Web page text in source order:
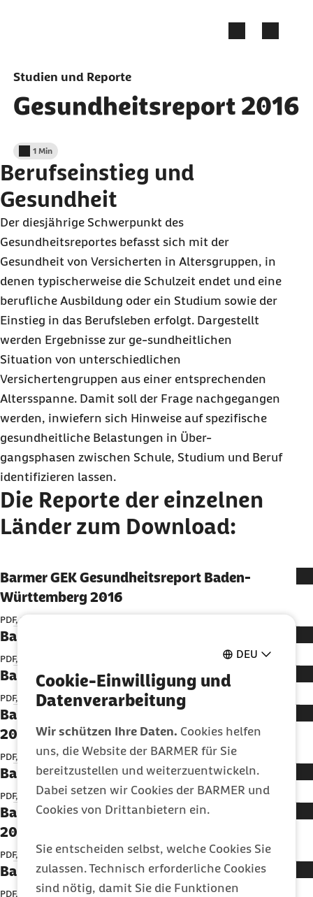
DEU
Cookie-Einwilligung und
Datenverarbeitung
Wir schützen Ihre Daten. Cookies helfen
uns, die Website der BARMER für Sie
bereitzustellen und weiterzuentwickeln.
Dabei setzen wir Cookies der BARMER und
Cookies von Drittanbietern ein.
Sie entscheiden selbst, welche Cookies Sie
zulassen. Technisch erforderliche Cookies
sind nötig, damit Sie die Funktionen
Studien und Reporte
Gesundheitsreport 2016
Lesedauer weniger als
1 Min
Berufseinstieg und
Gesundheit
Der diesjährige Schwerpunkt des
Gesundheitsreportes befasst sich mit der
Gesundheit von Versicherten in Altersgruppen, in
denen typischerweise die Schulzeit endet und eine
berufliche Ausbildung oder ein Studium sowie der
Einstieg in das Berufsleben erfolgt. Dargestellt
werden Ergebnisse zur ge-sundheitlichen
Situation von unterschiedlichen
Versichertengruppen aus einer entsprechenden
Altersspanne. Damit soll der Frage nachgegangen
werden, inwiefern sich Hinweise auf spezifische
gesundheitliche Belastungen in Über-
gangsphasen zwischen Schule, Studium und Beruf
identifizieren lassen.
Die Reporte der einzelnen
Länder zum Download:
Barmer GEK Gesundheitsreport Baden-
Württemberg 2016
PDF, 10,7 MB
Barmer GEK Gesundheitsreport Bayern 2016
PDF, 11,24 MB
Barmer GEK Gesundheitsreport Berlin 2016
PDF, 10,3 MB
Barmer GEK Gesundheitsreport Brandenburg
2016
PDF, 10,3 MB
Barmer GEK Gesundheitsreport Bremen 2016
PDF, 10,56 MB
Barmer GEK Gesundheitsreport Hamburg
2016
PDF, 10,04 MB
Barmer GEK Gesundheitsreport Hessen 2016
PDF, 10,22 MB